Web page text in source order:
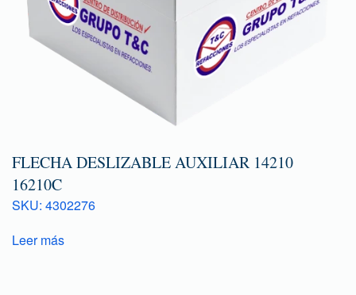
FLECHA DESLIZABLE AUXILIAR 14210
16210C
SKU: 4302276
Leer más